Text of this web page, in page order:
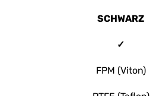
SCHWARZ
✓
FPM (Viton)